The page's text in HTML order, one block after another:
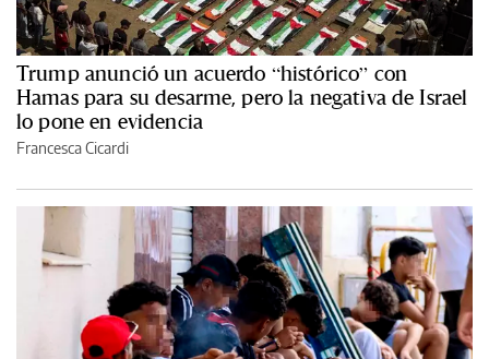
Trump anunció un acuerdo “histórico” con
Hamas para su desarme, pero la negativa de Israel
lo pone en evidencia
Francesca Cicardi